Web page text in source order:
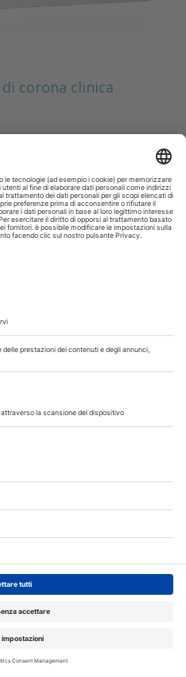
corona clinica
numero
letti
agli obblighi di
dell’incarico